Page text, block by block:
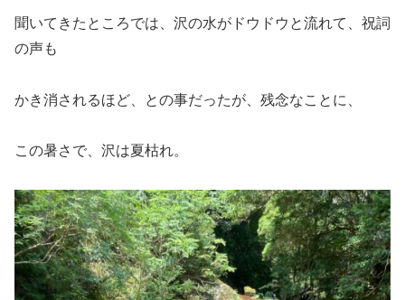
聞いてきたところでは、沢の水がドウドウと流れて、祝詞
の声も
かき消されるほど、との事だったが、残念なことに、
この暑さで、沢は夏枯れ。